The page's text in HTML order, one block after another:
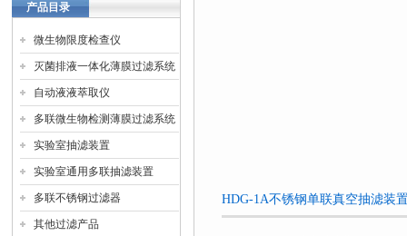
产品目录
微生物限度检查仪
灭菌排液一体化薄膜过滤系统
自动液液萃取仪
多联微生物检测薄膜过滤系统
实验室抽滤装置
实验室通用多联抽滤装置
多联不锈钢过滤器
其他过滤产品
HDG-1A不锈钢单联真空抽滤装